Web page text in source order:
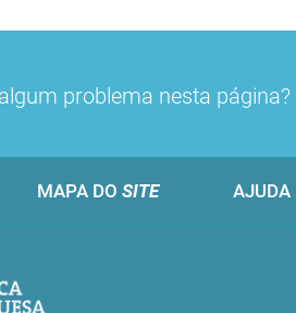
problema nesta página?
MAPA DO SITE AJUDA